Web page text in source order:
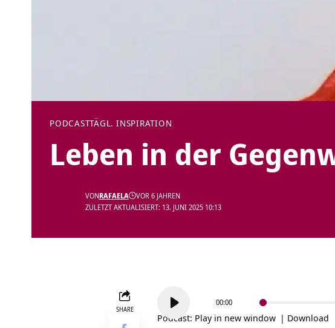
PODCASTTÄGL. INSPIRATION
Leben in der
ZULETZT AKTUALISIERT: 13. JUNI 2025 10:13
VONRAFAELA VOR 6 JAHREN
SHARE
Player
00:00
Podcast: Play in new window | Download